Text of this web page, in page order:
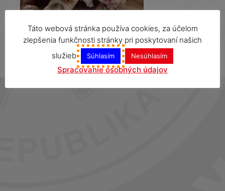
Táto webová stránka používa cookies, za účelom
zlepšenia funkčnosti stránky pri poskytovaní našich
služieb
Súhlasím Nesúhlasím
Spracovanie osobných údajov